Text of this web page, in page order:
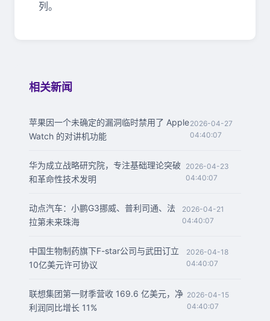
列。
相关新闻
苹果因一个未确定的漏洞临时禁用了 Apple
Watch 的对讲机功能
2026-04-27
04:40:07
华为成立战略研究院，专注基础理论突破
和革命性技术发明
2026-04-23
04:40:07
动点汽车：小鹏G3挪威、普利司通、法
拉第未来珠海
2026-04-21
04:40:07
中国生物制药旗下F-star公司与武田订立
10亿美元许可协议
2026-04-18
04:40:07
联想集团第一财季营收 169.6 亿美元，净
利润同比增长 11%
2026-04-15
04:40:07